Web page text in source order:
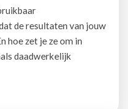
de resultaten van jouw
hoe zet je ze om in
daadwerkelijk